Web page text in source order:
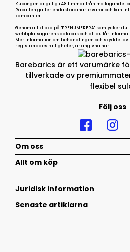
Barebarics är ett varumärke
tillverkade av
flexibel
Följ oss
Kupongen är giltig i 48 timmar från mottagandet
Rabatten gäller endast ordinarie varor och kan
kampanjer.
Genom att klicka på "PRENUMERERA" samtycker
webbplatsägarens databas och att du får
Mer information om behandlingen och skyddet
registrerades rättigheter,är angivna här
Om oss
Allt om köp
Juridisk information
Senaste artiklarna